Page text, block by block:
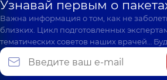
Узнавай первым о
Важна информация о том, как не
близких. Цикл подготовленных
тематических советов наших врачей…